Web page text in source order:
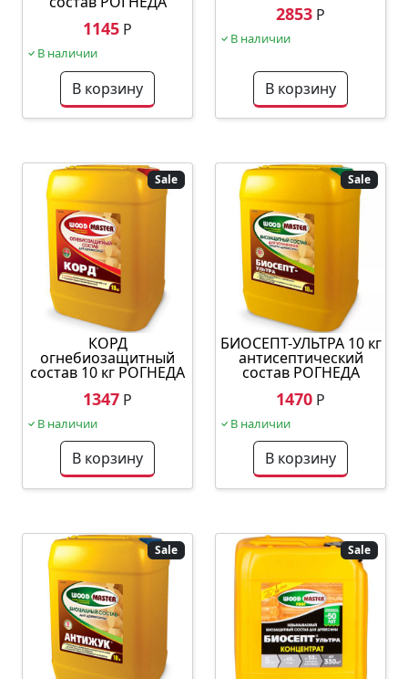
1145 Р
В наличии
В корзину
2853 Р
В наличии
В корзину
Sale
КОРД
огнебиозащитный
состав 10 кг РОГНЕДА
1347 Р
В наличии
В корзину
Sale
БИОСЕПТ-УЛЬТРА 10 кг
антисептический
состав РОГНЕДА
1470 Р
В наличии
В корзину
Sale Sale